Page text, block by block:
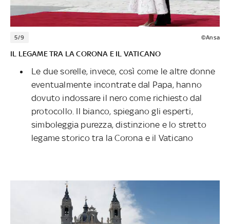
5/9 ©Ansa
IL LEGAME TRA LA CORONA E IL VATICANO
Le due sorelle, invece, così come le altre donne
eventualmente incontrate dal Papa, hanno
dovuto indossare il nero come richiesto dal
protocollo. Il bianco, spiegano gli esperti,
simboleggia purezza, distinzione e lo stretto
legame storico tra la Corona e il Vaticano